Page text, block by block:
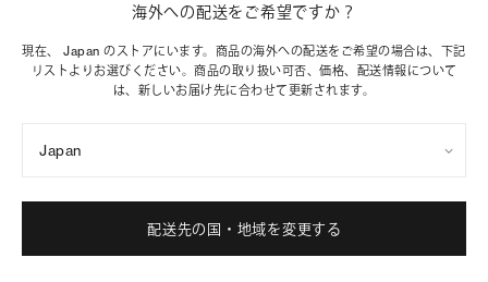
ショッピングバッグに追加
海外への配送をご希望ですか？
現在、 Japan のストアにいます。商品の海外への配送をご希望の場合は、下記
リストよりお選びください。商品の取り扱い可否、価格、配送情報について
は、新しいお届け先に合わせて更新されます。
Japan
配送先の国・地域を変更する